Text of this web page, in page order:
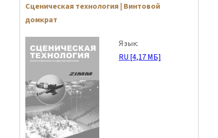
Cценическая технология | Винтовой
домкрат
Язык:
RU [4,17 МБ]